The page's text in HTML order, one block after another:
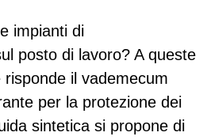
impianti di
posto di lavoro? A queste
il vademecum
per la protezione dei
sintetica si propone di